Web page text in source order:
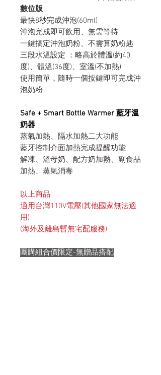
數位版
最快8秒完成沖泡(60ml)
沖泡完成即可飲用、無需等待
一鍵搞定沖泡奶粉、不需算奶粉匙
三段水溫設定 ：略高於體溫(約40
度)、體溫(36度)、室溫(不加熱)
使用簡單，隨時一個按鍵即可完成沖
泡奶粉
Safe + Smart Bottle Warmer 藍牙溫
奶器
蒸氣加熱、隔水加熱二大功能
藍牙控制介面加熱完成提醒功能
解凍、溫母奶、配方奶加熱、副食品
加熱、蒸氣消毒
以上商品
適用台灣110V電壓(其他國家無法適
用)
(海外及離島暫無宅配服務)
團購組合價限定-無贈品搭配